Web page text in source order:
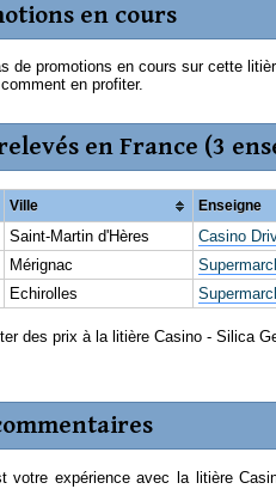
en cours
de promotions en cours sur cette
en profiter.
en France (3
Ville Enseigne
Saint-Martin d'Hères Casino
Mérignac
Echirolles
des prix à la litière Casino - Silica
votre expérience avec la litière